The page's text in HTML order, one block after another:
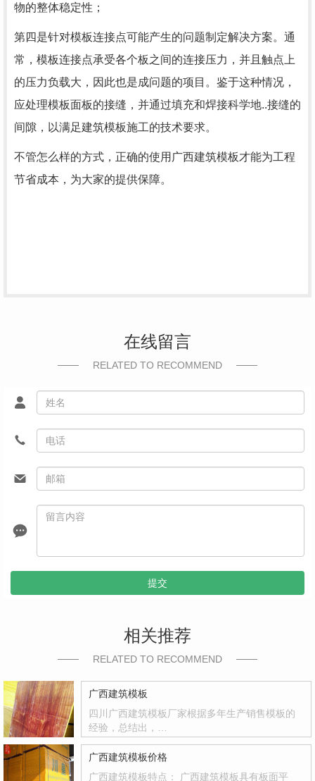
物的整体稳定性；
第四是针对模板连接点可能产生的问题制定解决方案。通
常，模板连接点承受各个板之间的连接压力，并且触点上
的压力负载大，因此也是成问题的项目。鉴于这种情况，
应处理模板面板的接缝，并通过填充和焊接科学地..接缝的
间隙，以满足建筑模板施工的技术要求。
不管怎么样的方式，正确的使用广西建筑模板才能为工程
节省成本，为大家的提供保障。
在线留言
RELATED TO RECOMMEND
提交
相关推荐
RELATED TO RECOMMEND
广西建筑模板
四川广西建筑模板厂家根据多年生产销售模板的
经验，总结出，…
广西建筑模板价格
广西建筑模板特点： 广西建筑模板具有板面平